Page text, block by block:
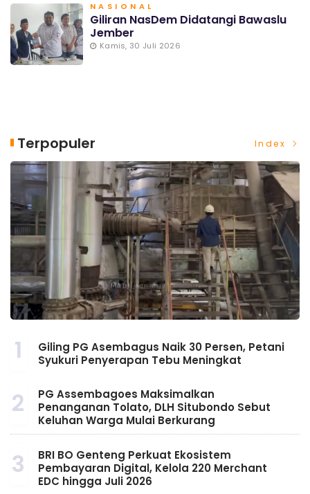
NASIONAL
Giliran NasDem Didatangi Bawaslu
Jember
Kamis, 30 Juli 2026
Terpopuler Index
1
Giling PG Asembagus Naik 30 Persen, Petani
Syukuri Penyerapan Tebu Meningkat
2
PG Assembagoes Maksimalkan
Penanganan Tolato, DLH Situbondo Sebut
Keluhan Warga Mulai Berkurang
3
BRI BO Genteng Perkuat Ekosistem
Pembayaran Digital, Kelola 220 Merchant
EDC hingga Juli 2026